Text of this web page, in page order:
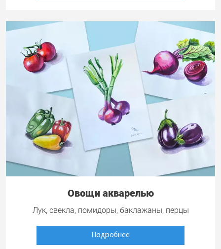
Овощи акварелью
Лук, свекла, помидоры, баклажаны, перцы
Подробнее